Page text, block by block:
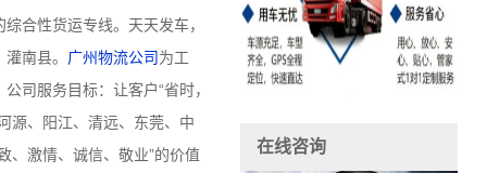
合性货运专线。天天发车，
南县。 广州物流公司为工
司服务目标：让客户“省时，
源、阳江、清远、东莞、中
、激情、诚信、敬业”的价值
在线咨询